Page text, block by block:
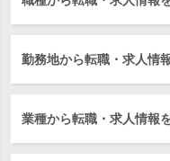
勤務地から転職・求人情
業種から転職・求人情報